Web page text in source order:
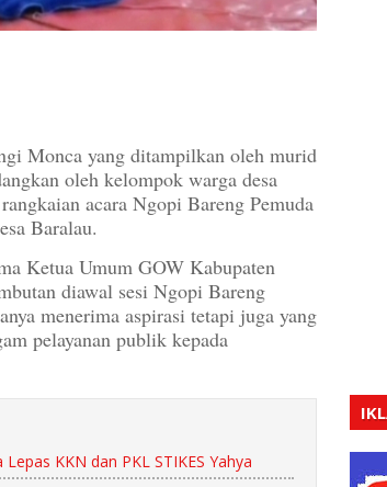
Monca yang ditampilkan oleh murid
oleh kelompok warga desa
acara Ngopi Bareng Pemuda
Baralau.
Ketua Umum GOW Kabupaten
diawal sesi Ngopi Bareng
menerima aspirasi tetapi juga yang
pelayanan publik kepada
KKN dan PKL STIKES Yahya